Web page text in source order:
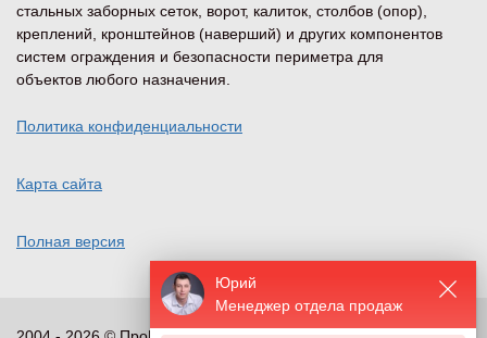
Юрий
Менеджер отдела продаж
стальных заборных сеток, ворот, калиток, столбов (опор),
креплений, кронштейнов (наверший) и других компонентов
систем ограждения и безопасности периметра для
объектов любого назначения.
Политика конфиденциальности
Карта сайта
Полная версия